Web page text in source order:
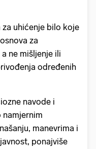
uhićenje bilo koje
za
ne mišljenje ili
određenih
navode i
manevrima i
ponajviše